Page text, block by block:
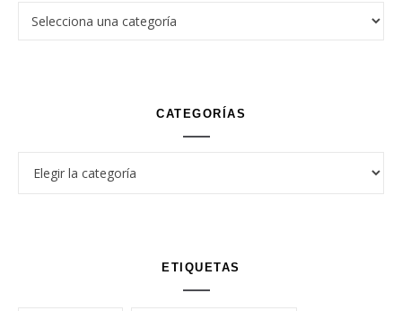
CATEGORÍAS
Categorías
ETIQUETAS